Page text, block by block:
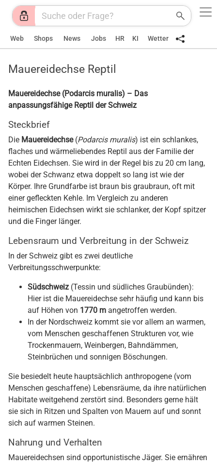
Web Shops News Jobs HR KI Wetter
Mauereidechse Reptil
Mauereidechse (Podarcis muralis) – Das
anpassungsfähige Reptil der Schweiz
Steckbrief
Die Mauereidechse(Podarcis muralis) ist ein schlankes,
flaches und wärmeliebendes Reptil aus der Familie der
Echten Eidechsen. Sie wird in der Regel bis zu 20 cm lang,
wobei der Schwanz etwa doppelt so lang ist wie der
Körper. Ihre Grundfarbe ist braun bis graubraun, oft mit
einer gefleckten Kehle. Im Vergleich zu anderen
heimischen Eidechsen wirkt sie schlanker, der Kopf spitzer
und die Finger länger.
Lebensraum und Verbreitung in der Schweiz
In der Schweiz gibt es zwei deutliche
Verbreitungsschwerpunkte:
Südschweiz (Tessin und südliches Graubünden):
Hier ist die Mauereidechse sehr häufig und kann bis
auf Höhen von 1770 m angetroffen werden.
In der Nordschweiz kommt sie vor allem an warmen,
vom Menschen geschaffenen Strukturen vor, wie
Trockenmauern, Weinbergen, Bahndämmen,
Steinbrüchen und sonnigen Böschungen.
Sie besiedelt heute hauptsächlich anthropogene (vom
Menschen geschaffene) Lebensräume, da ihre natürlichen
Habitate weitgehend zerstört sind. Besonders gerne hält
sie sich in Ritzen und Spalten von Mauern auf und sonnt
sich auf warmen Steinen.
Nahrung und Verhalten
Mauereidechsen sind opportunistische Jäger. Sie ernähren